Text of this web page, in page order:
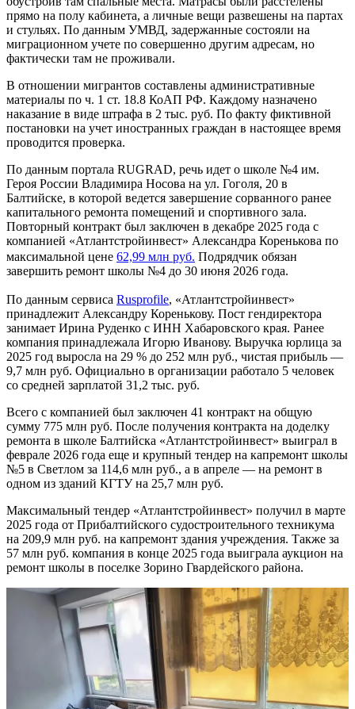
прямо на полу кабинета, а личные вещи развешены на партах
и стульях. По данным УМВД, задержанные состояли на
миграционном учете по совершенно другим адресам, но
фактически там не проживали.
В отношении мигрантов составлены административные
материалы по ч. 1 ст. 18.8 КоАП РФ. Каждому назначено
наказание в виде штрафа в 2 тыс. руб. По факту фиктивной
постановки на учет иностранных граждан в настоящее время
проводится проверка.
По данным портала RUGRAD, речь идет о школе №4 им.
Героя России Владимира Носова на ул. Гоголя, 20 в
Балтийске, в которой ведется завершение сорванного ранее
капитального ремонта помещений и спортивного зала.
Повторный контракт был заключен в декабре 2025 года с
компанией «Атлантстройинвест» Александра Коренькова по
максимальной цене 62,99 млн руб. Подрядчик обязан
завершить ремонт школы №4 до 30 июня 2026 года.
По данным сервиса Rusprofile, «Атлантстройинвест»
принадлежит Александру Коренькову. Пост гендиректора
занимает Ирина Руденко с ИНН Хабаровского края. Ранее
компания принадлежала Игорю Иванову. Выручка юрлица за
2025 год выросла на 29 % до 252 млн руб., чистая прибыль —
9,7 млн руб. Официально в организации работало 5 человек
со средней зарплатой 31,2 тыс. руб.
Всего с компанией был заключен 41 контракт на общую
сумму 775 млн руб. После получения контракта на доделку
ремонта в школе Балтийска «Атлантстройинвест» выиграл в
феврале 2026 года еще и крупный тендер на капремонт школы
№5 в Светлом за 114,6 млн руб., а в апреле — на ремонт в
одном из зданий КГТУ на 25,7 млн руб.
Максимальный тендер «Атлантстройинвест» получил в марте
2025 года от Прибалтийского судостроительного техникума
на 209,9 млн руб. на капремонт здания учреждения. Также за
57 млн руб. компания в конце 2025 года выиграла аукцион на
ремонт школы в поселке Зорино Гвардейского района.